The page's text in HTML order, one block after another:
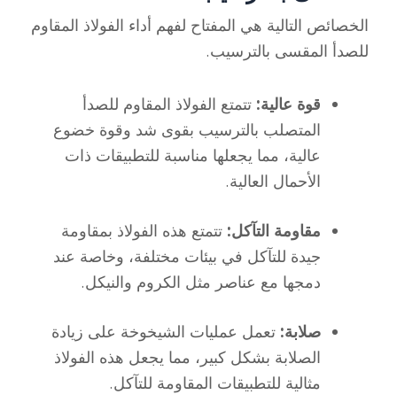
الخصائص التالية هي المفتاح لفهم أداء الفولاذ المقاوم
للصدأ المقسى بالترسيب.
قوة عالية: تتمتع الفولاذ المقاوم للصدأ
المتصلب بالترسيب بقوى شد وقوة خضوع
عالية، مما يجعلها مناسبة للتطبيقات ذات
الأحمال العالية.
مقاومة التآكل:تتمتع هذه الفولاذ بمقاومة
جيدة للتآكل في بيئات مختلفة، وخاصة عند
دمجها مع عناصر مثل الكروم والنيكل.
صلابة:تعمل عمليات الشيخوخة على زيادة
الصلابة بشكل كبير، مما يجعل هذه الفولاذ
مثالية للتطبيقات المقاومة للتآكل.